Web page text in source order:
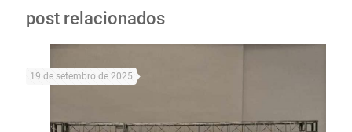
post relacionados
19 de setembro de 2025